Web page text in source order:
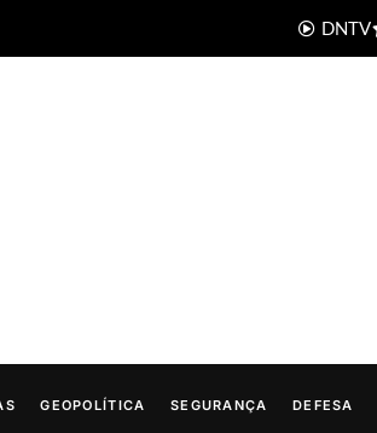
DNTV
GEOPOLÍTICA SEGURANÇA DEFESA